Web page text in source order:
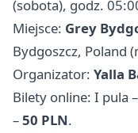
(sobota), godz.
Miejsce: Grey
Bydgoszcz, Poland
Organizator: Yalla
Bilety online: I pula –
–50 PLN.